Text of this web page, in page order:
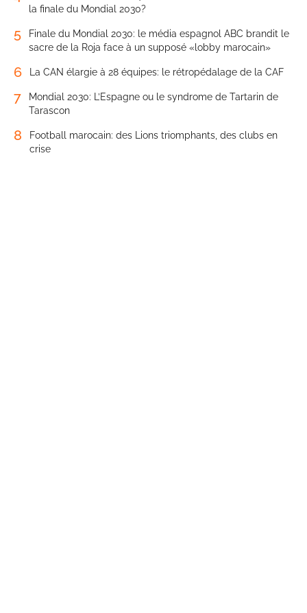
la finale du Mondial 2030?
5
Finale du Mondial 2030: le média espagnol ABC brandit le
sacre de la Roja face à un supposé «lobby marocain»
6 La CAN élargie à 28 équipes: le rétropédalage de la CAF
7
Mondial 2030: L’Espagne ou le syndrome de Tartarin de
Tarascon
8
Football marocain: des Lions triomphants, des clubs en
crise